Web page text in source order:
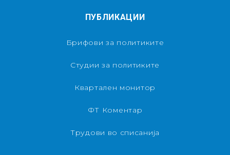
ПУБЛИКАЦИИ
Брифови за политиките
Студии за политиките
Квартален монитор
ФТ Коментар
Трудови во списанија